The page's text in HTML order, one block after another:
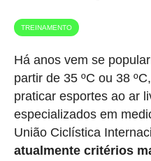
TREINAMENTO
Há anos vem se
partir de 35 ºC ou 38
praticar esportes ao ar
especializados em
União Ciclística
atualmente critérios